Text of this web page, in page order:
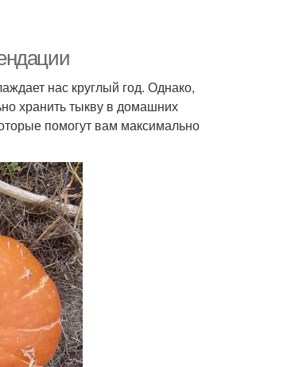
нас круглый год. Однако,
хранить тыкву в домашних
помогут вам максимально